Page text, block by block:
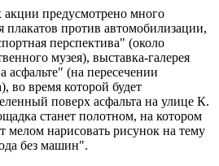
предусмотрено много
плакатов против автомобилизации,
перспектива" (около
музея), выставка-галерея
асфальте" (на пересечении
во время которой будет
поверх асфальта на улице К.
станет полотном, на котором
нарисовать рисунок на тему
без машин".